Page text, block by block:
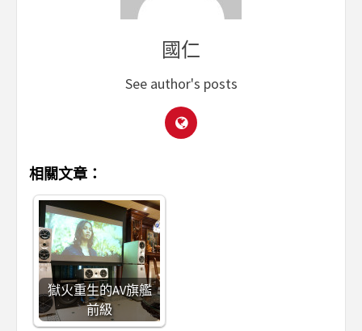
國仁
See author's posts
相關文章：
獄火重生的AV旗艦
前級